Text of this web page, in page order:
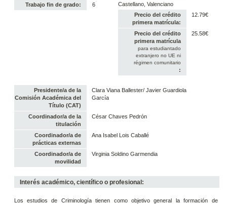
Trabajo fin de grado:
6
Castellano, Valenciano
Precio del crédito
primera matrícula:
12.79€
Precio del crédito
primera matrícula
para estudiantado
extranjero no UE ni
régimen comunitario
:
25.58€
Presidente/a de la
Comisión Académica del
Título (CAT)
Clara Viana Ballester/ Javier Guardiola
García
Coordinador/a de la
titulación
César Chaves Pedrón
Coordinador/a de
prácticas externas
Ana Isabel Lois Caballé
Coordinador/a de
movilidad
Virginia Soldino Garmendia
Interés académico, científico o profesional:
Los estudios de Criminología tienen como objetivo general la formación de